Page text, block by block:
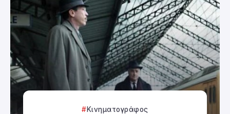
Κινηματογράφος